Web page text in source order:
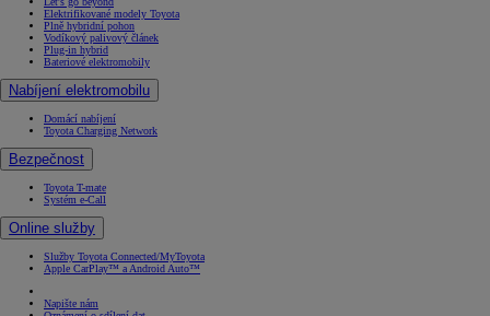
Elektrifikované modely Toyota
Plně hybridní pohon
Vodíkový palivový článek
Plug-in hybrid
Bateriové elektromobily
Nabíjení elektromobilu
Domácí nabíjení
Toyota Charging Network
Bezpečnost
Toyota T-mate
Systém e-Call
Online služby
Služby Toyota Connected/MyToyota
Apple CarPlay™ a Android Auto™
Napište nám